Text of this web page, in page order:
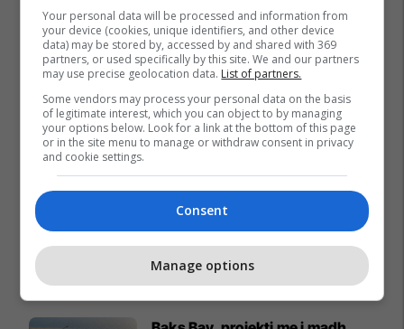
Reklamo këtu
Your personal data will be processed and information from
your device (cookies, unique identifiers, and other device
data) may be stored by, accessed by and shared with 369
partners, or used specifically by this site. We and our partners
may use precise geolocation data. List of partners.
Some vendors may process your personal data on the basis
of legitimate interest, which you can object to by managing
your options below. Look for a link at the bottom of this page
or in the site menu to manage or withdraw consent in privacy
and cookie settings.
Consent
Manage options